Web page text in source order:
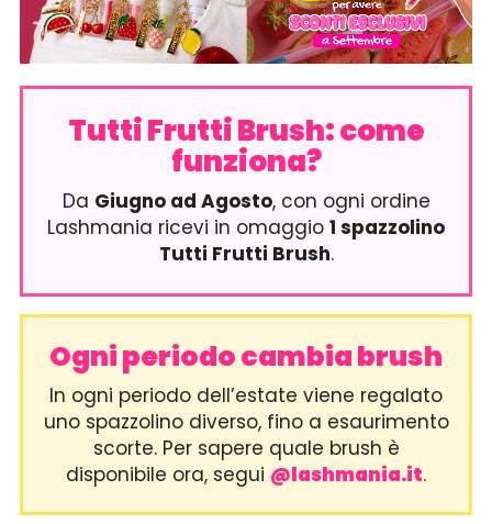
Tutti Frutti Brush: come
funziona?
Da Giugno ad Agosto, con ogni ordine
Lashmania ricevi in omaggio 1 spazzolino
Tutti Frutti Brush.
Ogni periodo cambia brush
In ogni periodo dell’estate viene regalato
uno spazzolino diverso, fino a esaurimento
scorte. Per sapere quale brush è
disponibile ora, segui @lashmania.it.